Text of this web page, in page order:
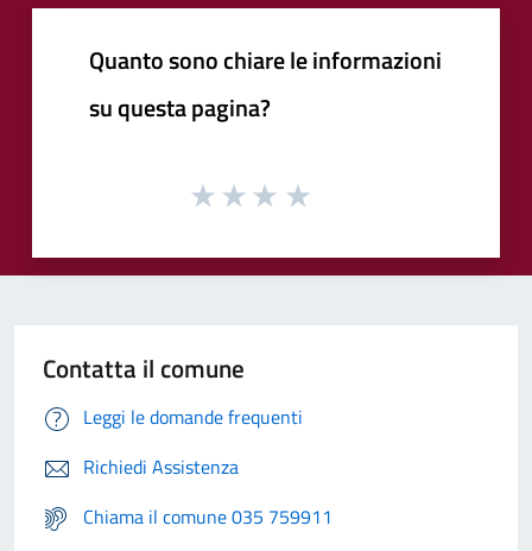
Quanto sono chiare le informazioni
su questa pagina?
Contatta il comune
Leggi le domande frequenti
Richiedi Assistenza
Chiama il comune 035 759911